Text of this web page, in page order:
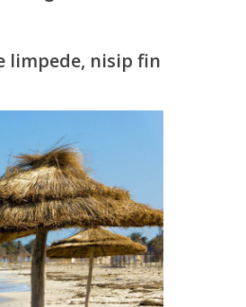
limpede, nisip fin